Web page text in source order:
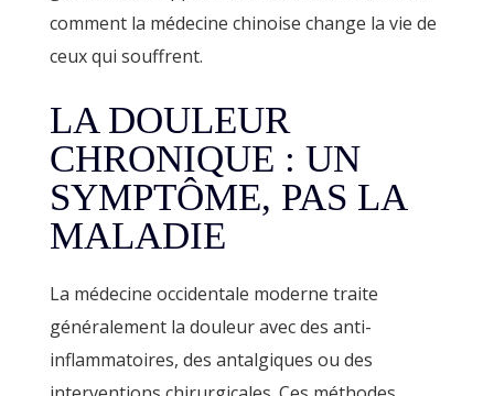
comment la médecine chinoise change la vie de
ceux qui souffrent.
LA DOULEUR
CHRONIQUE : UN
SYMPTÔME, PAS LA
MALADIE
La médecine occidentale moderne traite
généralement la douleur avec des anti-
inflammatoires, des antalgiques ou des